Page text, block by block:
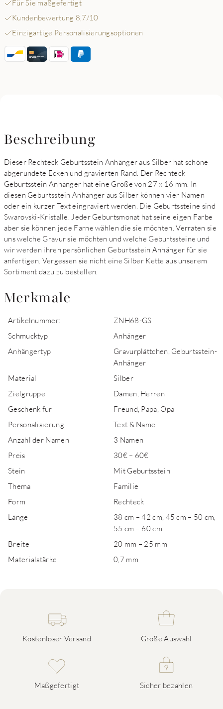
Für Sie maßgefertigt
Kundenbewertung 8,7/10
Einzigartige Personalisierungsoptionen
Beschreibung
Dieser Rechteck Geburtsstein Anhänger aus Silber hat schöne
abgerundete Ecken und gravierten Rand. Der Rechteck
Geburtsstein Anhänger hat eine Größe von 27 x 16 mm. In
diesen Geburtsstein Anhänger aus Silber können vier Namen
oder ein kurzer Text eingraviert werden. Die Geburtssteine sind
Swarovski-Kristalle. Jeder Geburtsmonat hat seine eigen Farbe
aber sie können jede Farne wählen die sie möchten. Verraten sie
uns welche Gravur sie möchten und welche Geburtssteine und
wir werden ihren persönlichen Geburtsstein Anhänger für sie
anfertigen. Vergessen sie nicht eine Silber Kette aus unserem
Sortiment dazu zu bestellen.
Merkmale
Artikelnummer:
ZNH68-GS
Schmucktyp
Anhänger
Anhängertyp
Gravurplättchen, Geburtsstein-
Anhänger
Material
Silber
Zielgruppe
Damen, Herren
Geschenk für
Freund, Papa, Opa
Personalisierung
Text & Name
Anzahl der Namen
3 Namen
Preis
30€ – 60€
Stein
Mit Geburtsstein
Thema
Familie
Form
Rechteck
Länge
38 cm – 42 cm, 45 cm – 50 cm,
55 cm – 60 cm
Breite
20 mm – 25 mm
Materialstärke
0,7 mm
Kostenloser Versand Große Auswahl
Maßgefertigt Sicher bezahlen